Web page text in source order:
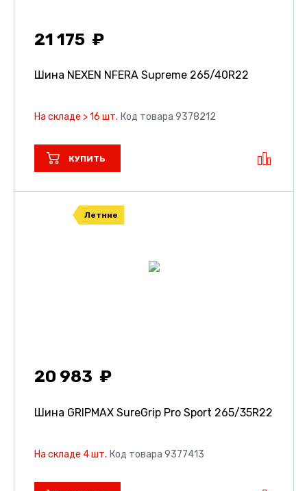
21 175
Шина NEXEN NFERA Supreme 265/40R22
На складе > 16 шт. Код товара 9378212
КУПИТЬ
Летние
20 983
Шина GRIPMAX SureGrip Pro Sport 265/35R22
На складе 4 шт. Код товара 9377413